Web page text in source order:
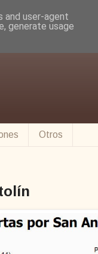
Otros
and user-agent
generate usage